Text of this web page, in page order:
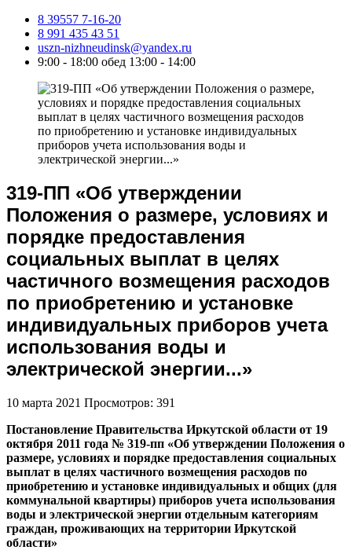
8 39557 7-16-20
8 991 435 43 51
uszn-nizhneudinsk@yandex.ru
9:00 - 18:00 обед 13:00 - 14:00
319-ПП «Об утверждении
Положения о размере, условиях и
порядке предоставления
социальных выплат в целях
частичного возмещения расходов
по приобретению и установке
индивидуальных приборов учета
использования воды и
электрической энергии...»
10 марта 2021 Просмотров: 391
Постановление Правительства Иркутской области от 19
октября 2011 года № 319-пп «Об утверждении Положения о
размере, условиях и порядке предоставления социальных
выплат в целях частичного возмещения расходов по
приобретению и установке индивидуальных и общих (для
коммунальной квартиры) приборов учета использования
воды и электрической энергии отдельным категориям
граждан, проживающих на территории Иркутской
области»